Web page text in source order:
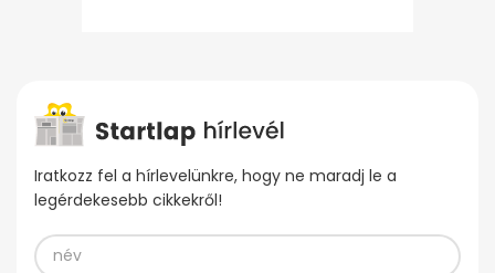
Iratkozz fel a hírlevelünkre, hogy ne maradj le a
legérdekesebb cikkekről!